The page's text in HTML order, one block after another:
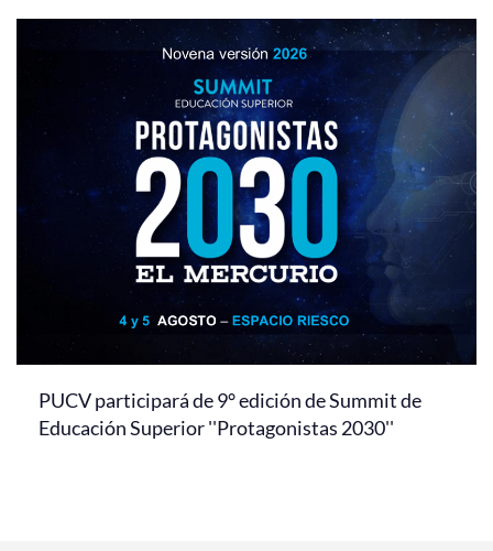
PUCV participará de 9° edición de Summit de
Educación Superior ''Protagonistas 2030''